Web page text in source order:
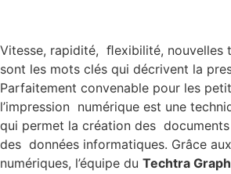
Vitesse, rapidité, ﬂexibilité, nouvelles
sont les mots clés qui décrivent la
Parfaitement convenable pour les
l’impression numérique est une
qui permet la création des
des données informatiques. Grâce
numériques, l’équipe du Techtra